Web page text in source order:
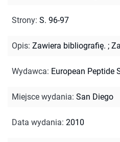
Strony: S. 96-97
Opis: Zawiera bibliografię. ;
Wydawca: European Peptide
Miejsce wydania: San Diego
Data wydania: 2010